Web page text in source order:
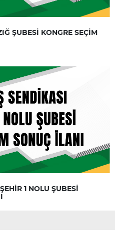
ŞUBESİ KONGRE SEÇİM
1 NOLU ŞUBESİ